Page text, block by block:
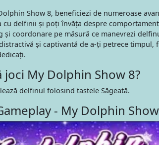
Show 8, beneficiezi de numeroase
cu delfinii și poți învăța despre
și coordonare pe măsură ce manevrezi
și captivantă de a-ți petrece
joci My Dolphin Show 8?
delfinul folosind tastele Săgeată.
- My Dolphin